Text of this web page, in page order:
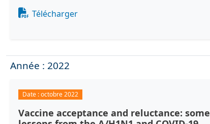
Document
Télécharger
Année : 2022
Date :octobre 2022
Vaccine acceptance and reluctance: some